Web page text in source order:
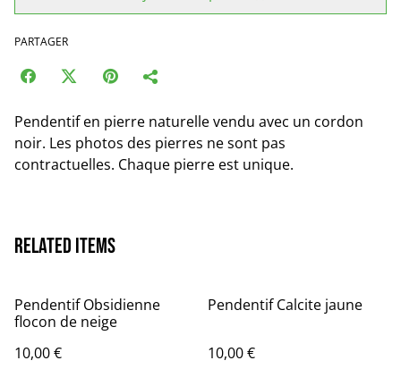
PARTAGER
Pendentif en pierre naturelle vendu avec un cordon
noir. Les photos des pierres ne sont pas
contractuelles. Chaque pierre est unique.
Related items
Pendentif Obsidienne
flocon de neige
10,00 €
Pendentif Calcite jaune
10,00 €